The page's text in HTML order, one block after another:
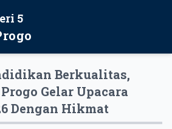
5
Berkualitas,
Gelar Upacara
Dengan Hikmat